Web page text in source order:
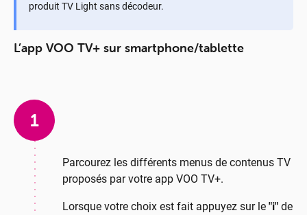
produit TV Light sans décodeur.
L’app VOO TV+ sur smartphone/tablette
1
Parcourez les différents menus de contenus TV
proposés par votre app VOO TV+.
Lorsque votre choix est fait appuyez sur le"i"de